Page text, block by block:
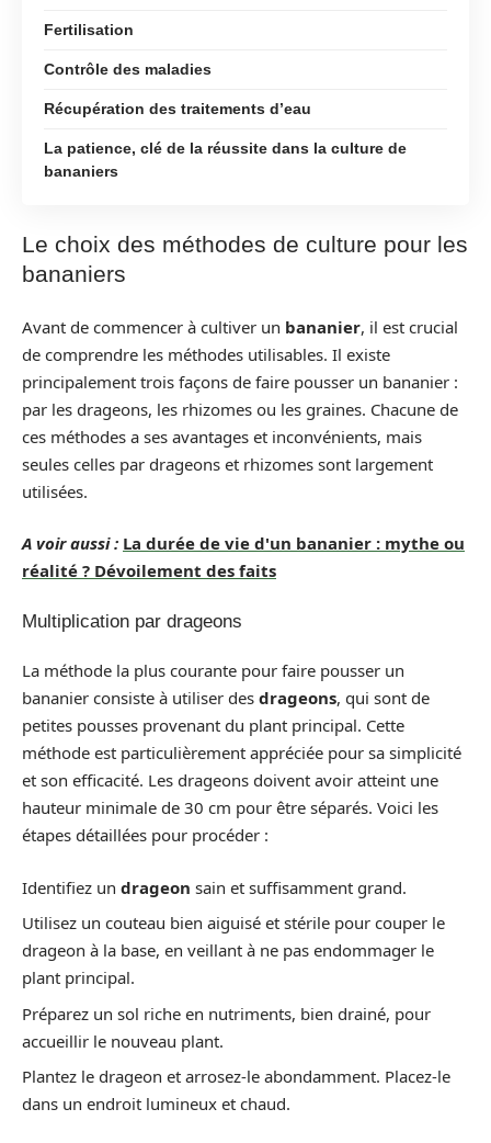
Fertilisation
Contrôle des maladies
Récupération des traitements d’eau
La patience, clé de la réussite dans la culture de
bananiers
Le choix des méthodes de culture pour les
bananiers
Avant de commencer à cultiver un bananier, il est crucial
de comprendre les méthodes utilisables. Il existe
principalement trois façons de faire pousser un bananier :
par les drageons, les rhizomes ou les graines. Chacune de
ces méthodes a ses avantages et inconvénients, mais
seules celles par drageons et rhizomes sont largement
utilisées.
A voir aussi : La durée de vie d'un bananier : mythe ou
réalité ? Dévoilement des faits
Multiplication par drageons
La méthode la plus courante pour faire pousser un
bananier consiste à utiliser des drageons, qui sont de
petites pousses provenant du plant principal. Cette
méthode est particulièrement appréciée pour sa simplicité
et son efficacité. Les drageons doivent avoir atteint une
hauteur minimale de 30 cm pour être séparés. Voici les
étapes détaillées pour procéder :
Identifiez un drageon sain et suffisamment grand.
Utilisez un couteau bien aiguisé et stérile pour couper le
drageon à la base, en veillant à ne pas endommager le
plant principal.
Préparez un sol riche en nutriments, bien drainé, pour
accueillir le nouveau plant.
Plantez le drageon et arrosez-le abondamment. Placez-le
dans un endroit lumineux et chaud.